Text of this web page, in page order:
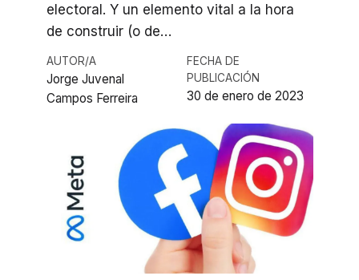
electoral. Y un elemento vital a la hora
de construir (o de…
AUTOR/A
Jorge Juvenal
Campos Ferreira
FECHA DE
PUBLICACIÓN
30 de enero de 2023